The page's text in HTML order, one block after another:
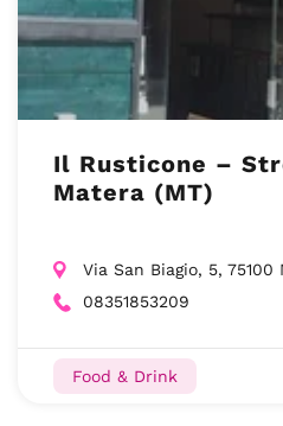
Il Rusticone –
Matera (MT)
Via San Biagio, 5, 75100
08351853209
Food & Drink